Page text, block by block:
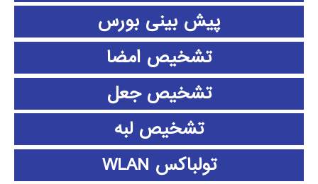
پیش بینی بورس
تشخیص امضا
تشخیص جعل
تشخیص لبه
تولباکس WLAN